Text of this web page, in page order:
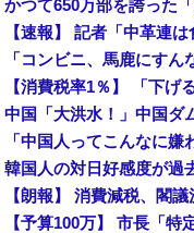
【朗報】 消費減税、閣